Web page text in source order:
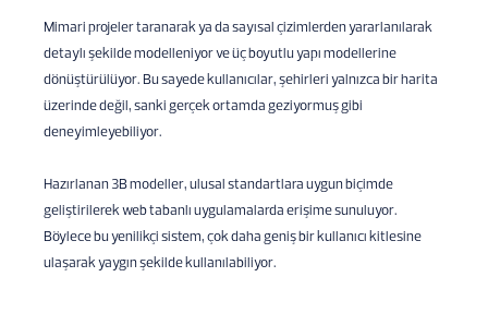
Mimari projeler taranarak ya da sayısal çizimlerden yararlanılarak
detaylı şekilde modelleniyor ve üç boyutlu yapı modellerine
dönüştürülüyor. Bu sayede kullanıcılar, şehirleri yalnızca bir harita
üzerinde değil, sanki gerçek ortamda geziyormuş gibi
deneyimleyebiliyor.
Hazırlanan 3B modeller, ulusal standartlara uygun biçimde
geliştirilerek web tabanlı uygulamalarda erişime sunuluyor.
Böylece bu yenilikçi sistem, çok daha geniş bir kullanıcı kitlesine
ulaşarak yaygın şekilde kullanılabiliyor.